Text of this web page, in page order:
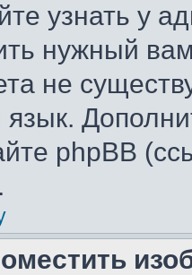
узнать у
нужный
не
язык.
phpBB